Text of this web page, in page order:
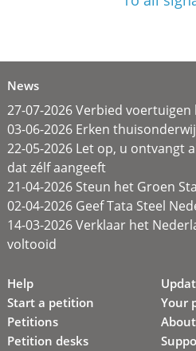
News
27-07-2026 Verbied
03-06-2026 Erken
22-05-2026 Let op, u ontvangt
dat zélf aangeeft
21-04-2026 Steun het Groen
02-04-2026 Geef Tata Steel
14-03-2026 Verklaar het
voltooid
Help
Start a petition
Petitions
Petition desks
Your